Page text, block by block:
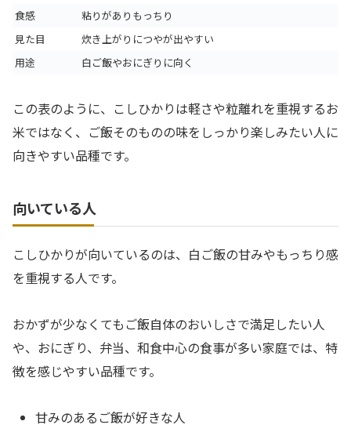
食感
粘りがありもっちり
見た目
炊き上がりにつやが出やすい
用途
白ご飯やおにぎりに向く
この表のように、こしひかりは軽さや粒離れを重視するお
米ではなく、ご飯そのものの味をしっかり楽しみたい人に
向きやすい品種です。
向いている人
こしひかりが向いているのは、白ご飯の甘みやもっちり感
を重視する人です。
おかずが少なくてもご飯自体のおいしさで満足したい人
や、おにぎり、弁当、和食中心の食事が多い家庭では、特
徴を感じやすい品種です。
甘みのあるご飯が好きな人